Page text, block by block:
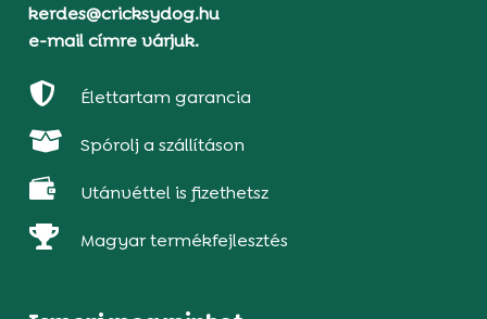
kerdes@cricksydog.hu
e-mail címre várjuk.
 Élettartam garancia
 Spórolj a szállításon
 Utánvéttel is fizethetsz
 Magyar termékfejlesztés